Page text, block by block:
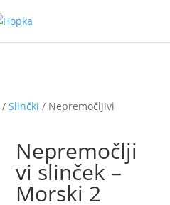
/ Slinčki / Nepremočljivi
Nepremočlji
vi slinček –
Morski 2